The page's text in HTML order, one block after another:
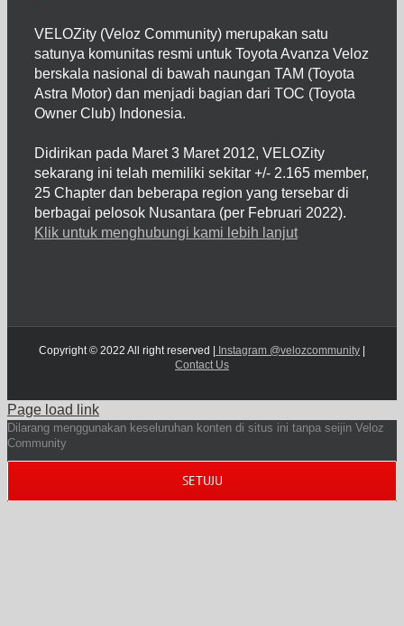
VELOZity (Veloz Community) merupakan satu
satunya komunitas resmi untuk Toyota Avanza Veloz
berskala nasional di bawah naungan TAM (Toyota
Astra Motor) dan menjadi bagian dari TOC (Toyota
Owner Club) Indonesia.
Didirikan pada Maret 3 Maret 2012, VELOZity
sekarang ini telah memiliki sekitar +/- 2.165 member,
25 Chapter dan beberapa region yang tersebar di
berbagai pelosok Nusantara (per Februari 2022).
Klik untuk menghubungi kami lebih lanjut
Copyright © 2022 All right reserved | Instagram @velozcommunity
Contact Us
Page load link
Dilarang menggunakan keseluruhan konten di situs ini tanpa seijin Veloz
Community
SETUJU